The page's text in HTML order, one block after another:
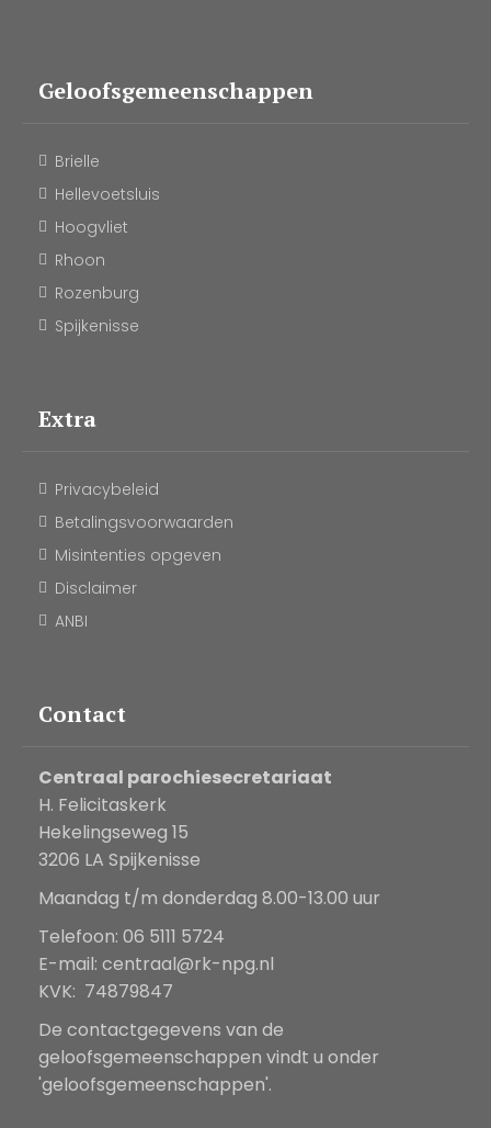
Geloofsgemeenschappen
Brielle
Hellevoetsluis
Hoogvliet
Rhoon
Rozenburg
Spijkenisse
Extra
Privacybeleid
Betalingsvoorwaarden
Misintenties opgeven
Disclaimer
ANBI
Contact
Centraal parochiesecretariaat
H. Felicitaskerk
Hekelingseweg 15
3206 LA Spijkenisse
Maandag t/m donderdag 8.00-13.00 uur
Telefoon: 06 5111 5724
E-mail: centraal@rk-npg.nl
KVK: 74879847
De contactgegevens van de
geloofsgemeenschappen vindt u onder
'geloofsgemeenschappen'.